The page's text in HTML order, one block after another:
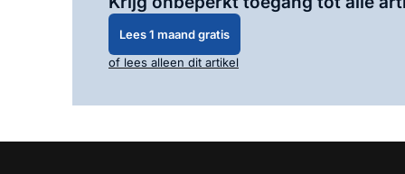
Lees 1 maand gratis
of lees alleen dit artikel